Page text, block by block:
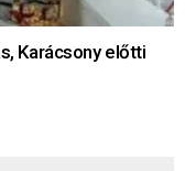
Karácsony előtti